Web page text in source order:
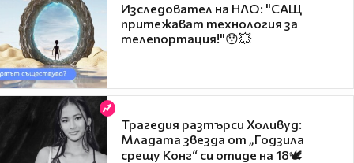
Изследовател на НЛО: "САЩ
притежават технология за
телепортация!"😯💥
Трагедия разтърси Холивуд:
Младата звезда от „Годзила
срещу Конг“ си отиде на 18🕊️